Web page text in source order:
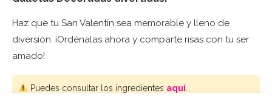
Haz que tu San Valentín sea memorable y lleno de
diversión. ¡Ordénalas ahora y comparte risas con tu ser
amado!
Puedes consultar los ingredientes aquí.